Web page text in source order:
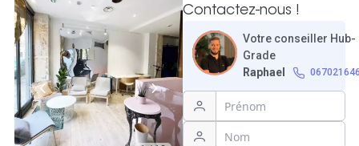
Contactez-nous !
Votre conseiller Hub-
Grade
Raphael